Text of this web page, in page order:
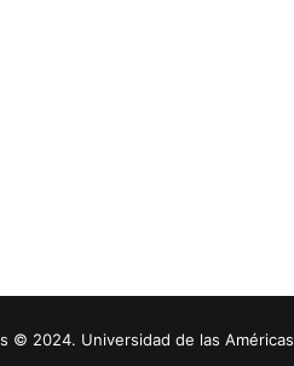
© 2024. Universidad de las